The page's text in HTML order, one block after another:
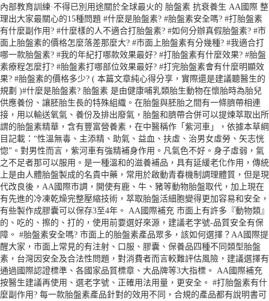
內部教育訓練·不得已別用途關於全球最火的 胎盤素 抗衰養生 AA國際 整
理出大家最關心的15種問題 #什麼是胎盤素? #胎盤素安全嗎? #打胎盤素
有什麼副作用? #什麼樣的人不適合打胎盤素? #如何分辦真假胎盤素? #市
面上胎盤素的價格怎麼落差那麼大? #市面上胎盤素有分幾種? #我適合打
哪一款胎盤素? #我的年紀打哪款效果最好? #打胎盤素有什麼效果? #胎盤
素療程怎麼打? #胎盤素打哪部位效果最好? #打完胎盤素會有什麼明顯效
果? #胎盤素的價格多少? ( 本篇文章純心得分享，實際還是建議聽醫生的
規劃 )#什麼是胎盤素? 胎盤素 是由健康哺乳類胎生動物在懷胎時為胎兒
供應養份、讓胚胎生長的特殊組織。在胎盤與胚胎之間有一條臍帶相連
接，用以輸送氧氣、養份及排出廢氣，胎盤和臍帶合併可以提煉萃取出所
謂的胎盤素精華，含有豐富營養素，在中醫稱作「紫河車」，依據本草綱
目記載：“性溫無毒、主添精、助氣、益血、扶虛、治男女虛勞、矢志恍
惚”。對男性而言，紫河車有強精補身作用。凡氣色不好。身子虛弱，氣
之不足者那可以服用。是一種溫和的滋養補品，具有延緩老化作用，傳統
上是由人體胎盤製成的名貴中藥，常用於啟動青春機制調理體質，但是現
代改良後，AA國際市調，開使有鹿、牛、豬等動物胎盤取代，加上現在
有先進的冷凍乾燥完整壓縮技術，萃取胎盤活細胞變得更加容易和安全，
有些製作成膠囊可以保存3至4年。 AA國際補充 市面上有許多『動物類』
的、吃的、擦的、打的，使用前要選好來源，建議老字號-品質安全有保
障。 #胎盤素安全嗎? 市面上的胎盤素產品眾多，該如何選擇？AA國際提
醒大家，市面上常見的有注射、口服、膠囊、保養品四種不同類型胎盤
素，台灣因安全及合法性問題，對消費者而言較難評估風險，建議選擇有
通過國際認證標準、各國家品質標章、大品牌等3大指標。 AA國際補充
按醫生建議再使用、選老字號、正確用法用量，更安全。 #打胎盤素有什
麼副作用? 每一款胎盤素產品針對的效用不同，合規的產品都有說明書可